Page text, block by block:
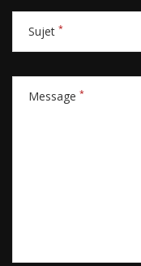
Sujet *
Message *